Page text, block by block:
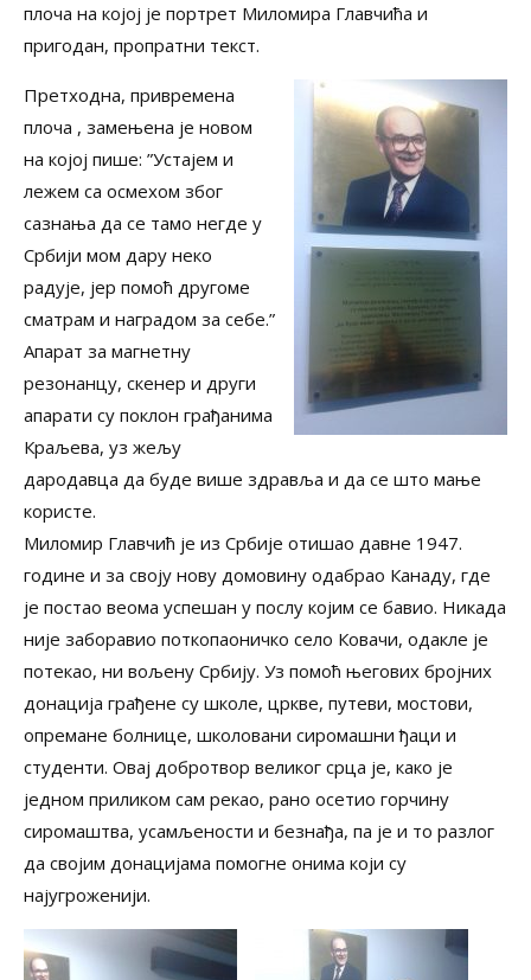
плоча на којој је портрет Миломира Главчића и
пригодан, пропратни текст.
Претходна, привремена
плоча , замењена је новом
на којој пише: ”Устајем и
лежем са осмехом због
сазнања да се тамо негде у
Србији мом дару неко
радује, јер помоћ другоме
сматрам и наградом за себе.”
Апарат за магнетну
резонанцу, скенер и други
апарати су поклон грађанима
Краљева, уз жељу
дародавца да буде више здравља и да се што мање
користе.
Миломир Главчић је из Србије отишао давне 1947.
године и за своју нову домовину одабрао Канаду, где
је постао веома успешан у послу којим се бавио. Никада
није заборавио поткопаоничко село Ковачи, одакле је
потекао, ни вољену Србију. Уз помоћ његових бројних
донација грађене су школе, цркве, путеви, мостови,
опремане болнице, школовани сиромашни ђаци и
студенти. Овај добротвор великог срца је, како је
једном приликом сам рекао, рано осетио горчину
сиромаштва, усамљености и безнађа, па је и то разлог
да својим донацијама помогне онима који су
најугроженији.